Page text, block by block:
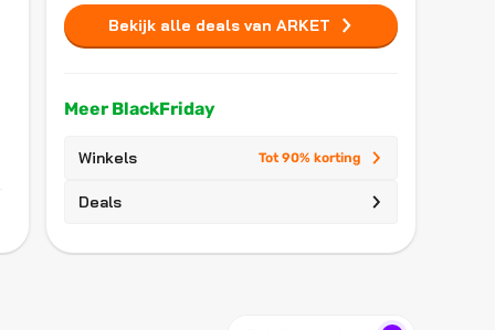
Bekijk alle deals van ARKET
Meer BlackFriday
Winkels Tot 90% korting
Deals